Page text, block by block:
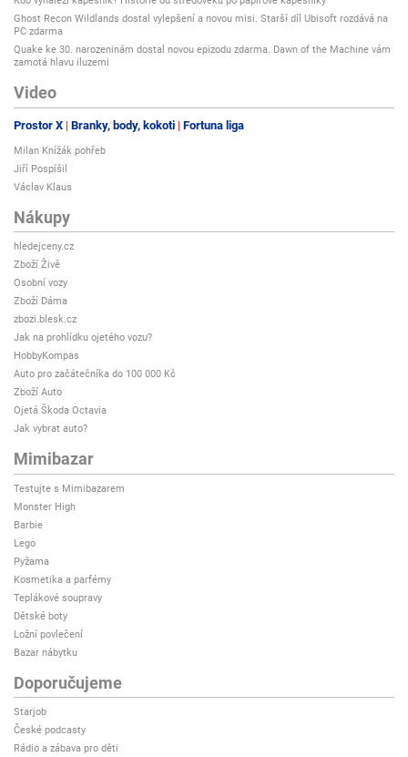
Ghost Recon Wildlands dostal vylepšení a novou misi. Starší díl Ubisoft rozdává na
PC zdarma
Quake ke 30. narozeninám dostal novou epizodu zdarma. Dawn of the Machine vám
zamotá hlavu iluzemi
Video
Prostor X Branky, body, kokoti Fortuna liga
Milan Knížák pohřeb
Jiří Pospíšil
Václav Klaus
Nákupy
hledejceny.cz
Zboží Živě
Osobní vozy
Zboží Dáma
zbozi.blesk.cz
Jak na prohlídku ojetého vozu?
HobbyKompas
Auto pro začátečníka do 100 000 Kč
Zboží Auto
Ojetá Škoda Octavia
Jak vybrat auto?
Mimibazar
Testujte s Mimibazarem
Monster High
Barbie
Lego
Pyžama
Kosmetika a parfémy
Teplákové soupravy
Dětské boty
Ložní povlečení
Bazar nábytku
Doporučujeme
Starjob
České podcasty
Rádio a zábava pro děti